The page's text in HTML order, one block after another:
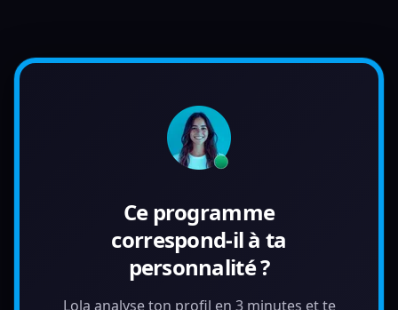
Ce programme
correspond-il à ta
personnalité ?
Lola analyse ton profil en 3 minutes et te